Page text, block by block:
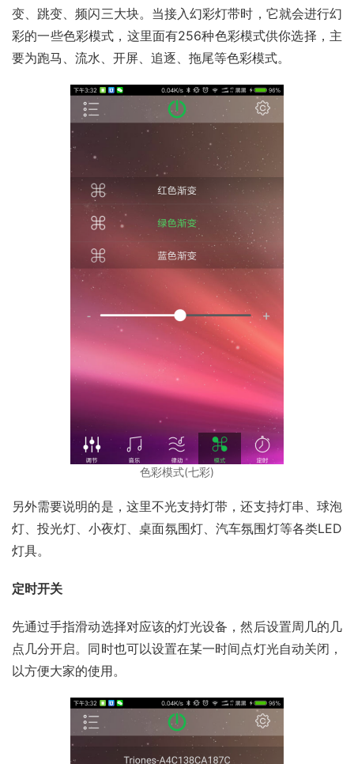
变、跳变、频闪三大块。当接入幻彩灯带时，它就会进行幻
彩的一些色彩模式，这里面有256种色彩模式供你选择，主
要为跑马、流水、开屏、追逐、拖尾等色彩模式。
色彩模式(七彩)
另外需要说明的是，这里不光支持灯带，还支持灯串、球泡
灯、投光灯、小夜灯、桌面氛围灯、汽车氛围灯等各类LED
灯具。
定时开关
先通过手指滑动选择对应该的灯光设备，然后设置周几的几
点几分开启。同时也可以设置在某一时间点灯光自动关闭，
以方便大家的使用。